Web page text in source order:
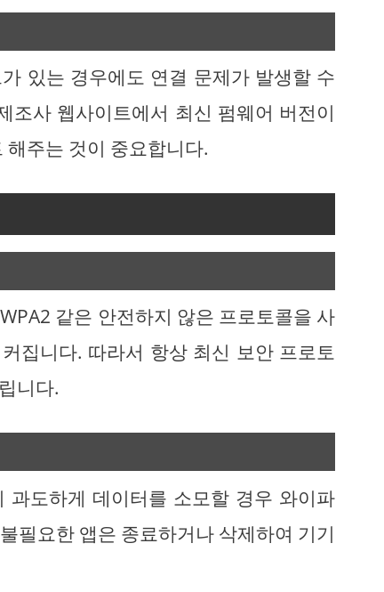
있는 경우에도 연결 문제가 발생할 수
조사 웹사이트에서 최신 펌웨어 버전이
주는 것이 중요합니다.
같은 안전하지 않은 프로토콜을 사
집니다. 따라서 항상 최신 보안 프로토
니다.
도하게 데이터를 소모할 경우 와이파
필요한 앱은 종료하거나 삭제하여 기기